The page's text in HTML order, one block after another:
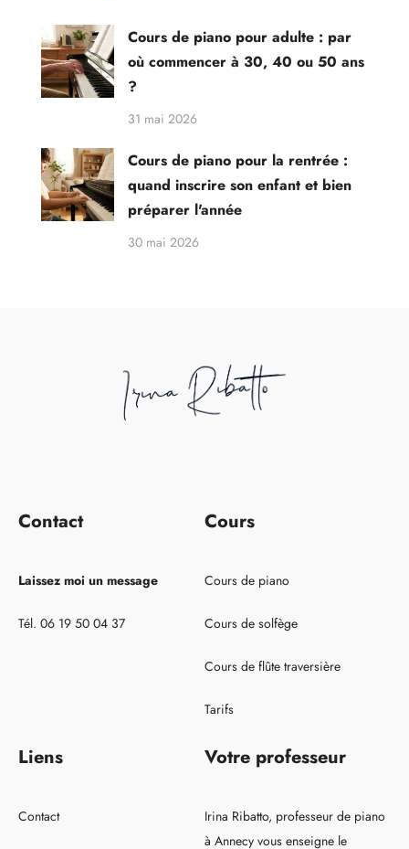
Cours de piano pour adulte : par
où commencer à 30, 40 ou 50 ans
?
31 mai 2026
Cours de piano pour la rentrée :
quand inscrire son enfant et bien
préparer l'année
30 mai 2026
Contact
Laissez moi un message
Tél. 06 19 50 04 37
Cours
Cours de piano
Cours de solfège
Cours de flûte traversière
Tarifs
Liens
Contact
Votre professeur
Irina Ribatto, professeur de piano
à Annecy vous enseigne le